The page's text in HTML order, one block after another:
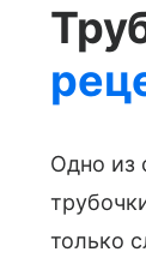
Одно из
только